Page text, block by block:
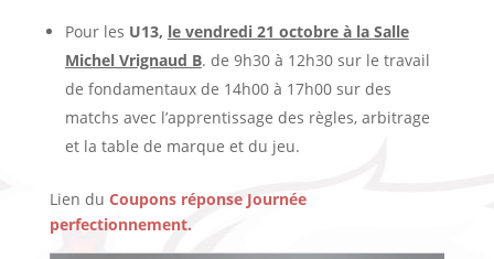
Pour les U13, le vendredi 21 octobre à la Salle
Michel Vrignaud B. de 9h30 à 12h30 sur le travail
de fondamentaux de 14h00 à 17h00 sur des
matchs avec l’apprentissage des règles, arbitrage
et la table de marque et du jeu.
Lien du Coupons réponse Journée
perfectionnement.